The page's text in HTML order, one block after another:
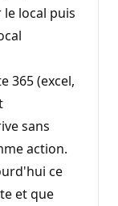
local puis
365 (excel,
sans
action.
ce
et que